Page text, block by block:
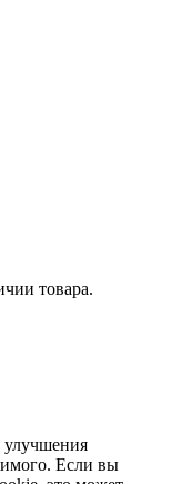
товара.
улучшения
Если вы